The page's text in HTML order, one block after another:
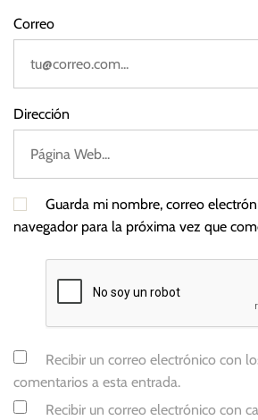
l
a
ó
n
Correo
Dirección
Guarda mi nombre, correo
navegador para la próxima vez que
Recibir un correo electrónico con
comentarios a esta entrada.
Recibir un correo electrónico con